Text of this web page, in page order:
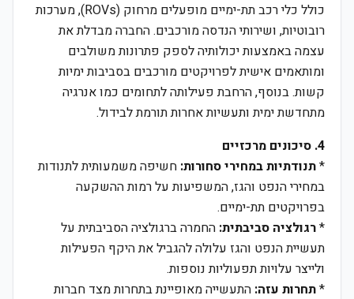
כולל כלי רכב תת-ימיים מופעלים מרחוק (ROVs), מערכות
רובוטיות, ושירותי הנדסה מורכבים. החברה מבדלת את
עצמה באמצעות יכולותיה לספק פתרונות משולבים
ומותאמים אישית לפרויקטים מורכבים בסביבות ימיות
קשות. בנוסף, הרחבת פעילותה לתחומים כמו אנרגיה
מתחדשת ימית ותעשיות אחרות תורמת לבידול.
4. סיכונים מרכזיים
*תנודתיות במחירי סחורות: חשיפה משמעותית לתנודות
במחירי הנפט והגז, המשפיעות על רמות ההשקעה
בפרויקטים תת-ימיים.
*רגולציה סביבתית: החמרה ברגולציה הסביבתית על
תעשיית הנפט והגז עלולה להגביל את היקף הפעילות
ולייצר עלויות תפעוליות נוספות.
*תחרות עזה: התעשייה מאופיינת בתחרות מצד חברות